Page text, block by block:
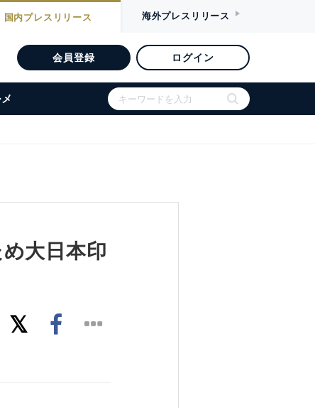
国内プレスリリース 海外プレスリリース
会員登録 ログイン
大日本印